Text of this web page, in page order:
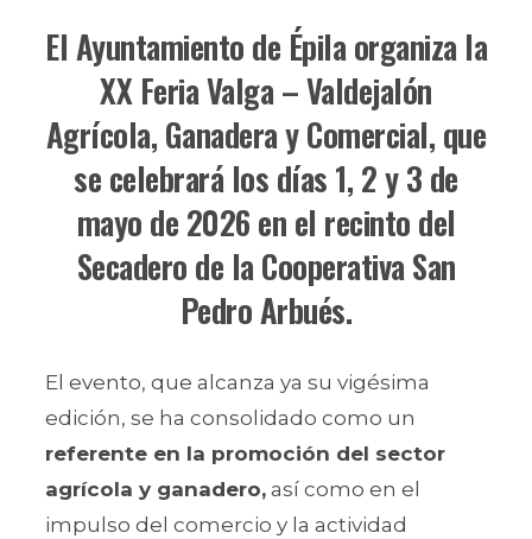
El Ayuntamiento de Épila organiza la
XX Feria Valga – Valdejalón
Agrícola, Ganadera y Comercial, que
se celebrará los días 1, 2 y 3 de
mayo de 2026 en el recinto del
Secadero de la Cooperativa San
Pedro Arbués.
El evento, que alcanza ya su vigésima
edición, se ha consolidado como un
referente en la promoción del sector
agrícola y ganadero, así como en el
impulso del comercio y la actividad